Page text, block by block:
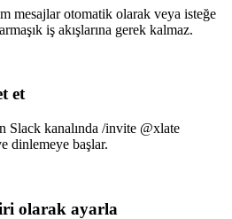
mesajlar otomatik olarak veya isteğe
iş akışlarına gerek kalmaz.
et
Slack kanalında /invite @xlate
dinlemeye başlar.
olarak ayarla